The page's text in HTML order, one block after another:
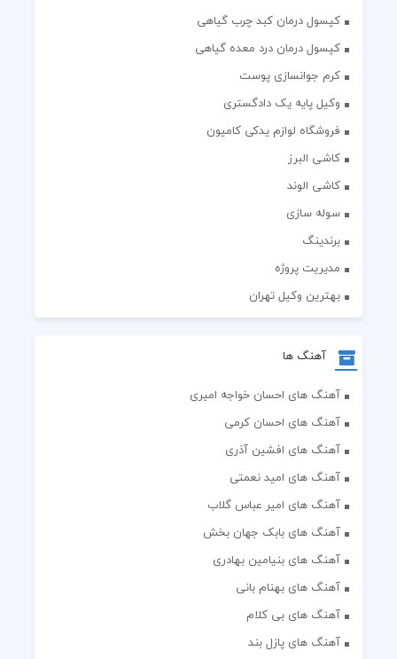
کپسول درمان کبد چرب گیاهی
کپسول درمان درد معده گیاهی
کرم جوانسازی پوست
وکیل پایه یک دادگستری
فروشگاه لوازم یدکی کامیون
کاشی البرز
کاشی الوند
سوله سازی
برندینگ
مدیریت پروژه
بهترین وکیل تهران
آهنگ ها
آهنگ های احسان خواجه امیری
آهنگ های احسان کرمی
آهنگ های افشین آذری
آهنگ های امید نعمتی
آهنگ های امیر عباس گلاب
آهنگ های بابک جهان بخش
آهنگ های بنیامین بهادری
آهنگ های بهنام بانی
آهنگ های بی کلام
آهنگ های پازل بند